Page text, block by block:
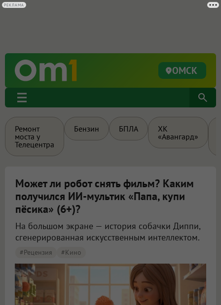
ОМСК
Ремонт
моста у
Телецентра
Бензин БПЛА
ХК
«Авангард»
Может ли робот снять фильм? Каким
получился ИИ-мультик «Папа, купи
пёсика» (6+)?
На большом экране — история собачки Диппи,
сгенерированная искусственным интеллектом.
#рецензия #кино
РЕКЛАМА